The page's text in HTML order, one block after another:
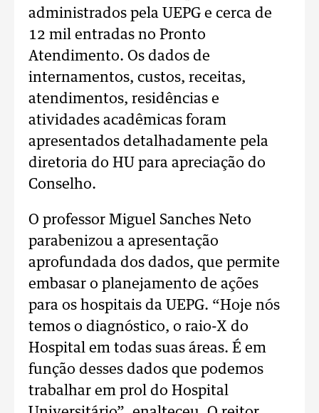
administrados pela UEPG e cerca de
12 mil entradas no Pronto
Atendimento. Os dados de
internamentos, custos, receitas,
atendimentos, residências e
atividades acadêmicas foram
apresentados detalhadamente pela
diretoria do HU para apreciação do
Conselho.
O professor Miguel Sanches Neto
parabenizou a apresentação
aprofundada dos dados, que permite
embasar o planejamento de ações
para os hospitais da UEPG. “Hoje nós
temos o diagnóstico, o raio-X do
Hospital em todas suas áreas. É em
função desses dados que podemos
trabalhar em prol do Hospital